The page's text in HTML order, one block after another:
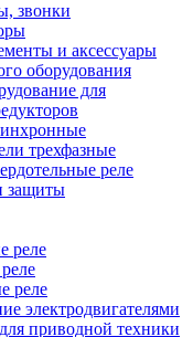
звонки
и аксессуары
оборудования
для
трехфазные
реле
защиты
реле
реле
электродвигателями
приводной техники